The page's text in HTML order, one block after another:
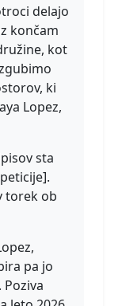
delajo
končam
kot
ki
Lopez,
sta
torek ob
pa jo